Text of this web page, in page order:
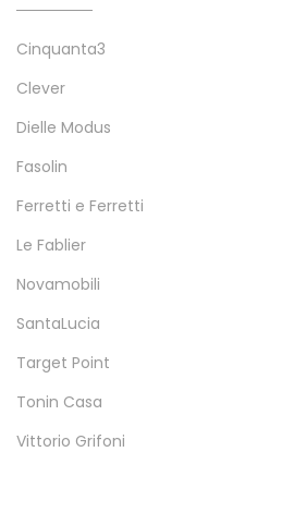
Cinquanta3
Clever
Dielle Modus
Fasolin
Ferretti e Ferretti
Le Fablier
Novamobili
SantaLucia
Target Point
Tonin Casa
Vittorio Grifoni